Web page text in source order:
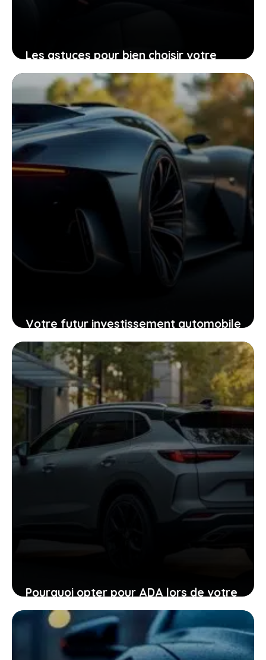
Les astuces pour bien choisir votre
Peugeot 206 d’occasion grâce à sa
fiche technique
25 janvier 2026
Votre futur investissement automobile
: pourquoi la GTR ou la RZ d’Ultima
supercar pourraient vous surprendre
24 janvier 2026
Pourquoi opter pour ADA lors de votre
location de voiture facilite chaque
étape
24 janvier 2026